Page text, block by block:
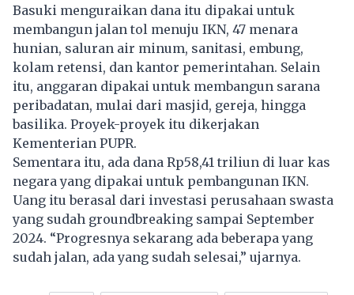
Basuki menguraikan dana itu dipakai untuk
membangun jalan tol menuju IKN, 47 menara
hunian, saluran air minum, sanitasi, embung,
kolam retensi, dan kantor pemerintahan. Selain
itu, anggaran dipakai untuk membangun sarana
peribadatan, mulai dari masjid, gereja, hingga
basilika. Proyek-proyek itu dikerjakan
Kementerian PUPR.
Sementara itu, ada dana Rp58,41 triliun di luar kas
negara yang dipakai untuk pembangunan IKN.
Uang itu berasal dari investasi perusahaan swasta
yang sudah groundbreaking sampai September
2024. “Progresnya sekarang ada beberapa yang
sudah jalan, ada yang sudah selesai,” ujarnya.